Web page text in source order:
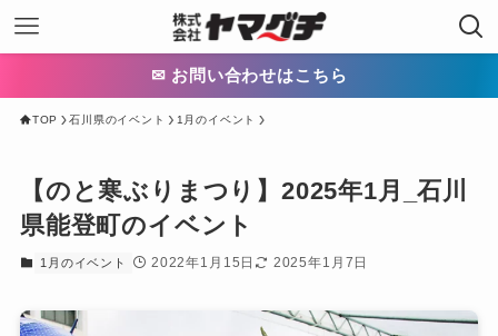
✉ お問い合わせはこちら
TOP 石川県のイベント 1月のイベント
【のと寒ぶりまつり】2025年1月_石川
県能登町のイベント
1月のイベント 2022年1月15日 2025年1月7日